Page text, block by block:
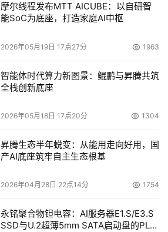
摩尔线程发布MTT AICUBE：以自研智
能SoC为底座，打造家庭AI中枢
2026年05月19日 17点27分 1963
智能体时代算力新图景：鲲鹏与昇腾共筑
全栈创新底座
2026年05月18日 17点20分 1304
昇腾生态半年蜕变：从能用走向好用，国
产AI底座筑牢自主生态根基
2026年04月28日 22点14分 1754
永铭聚合物钽电容：AI服务器E1.S/E3.S
SSD与U.2超薄5mm SATA启动盘的PLP